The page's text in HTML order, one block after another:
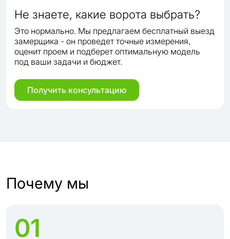
Не знаете, какие ворота выбрать?
Это нормально. Мы предлагаем бесплатный выезд
замерщика - он проведет точные измерения,
оценит проем и подберет оптимальную модель
под ваши задачи и бюджет.
Получить консультацию
Почему мы
01